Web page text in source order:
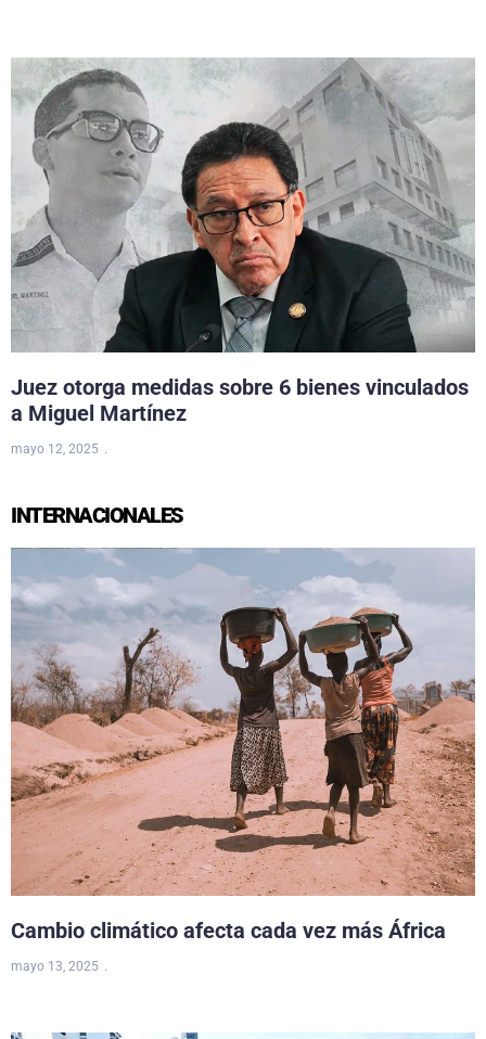
Juez otorga medidas sobre 6 bienes vinculados
a Miguel Martínez
mayo 12, 2025
INTERNACIONALES
Cambio climático afecta cada vez más África
mayo 13, 2025